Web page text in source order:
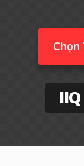
Chọn
IIQ